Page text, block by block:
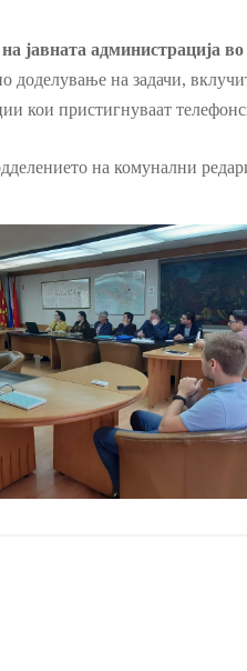
јавната администрација во
на задачи,
кои пристигнуваат
на комунални